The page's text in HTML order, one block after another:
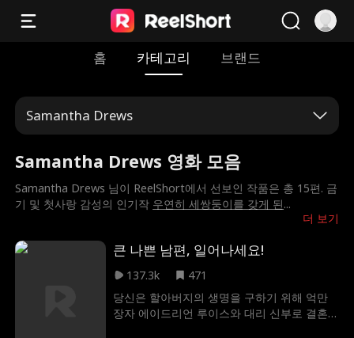
홈 카테고리 브랜드
Samantha Drews
Samantha Drews 영화 모음
더 보기
Samantha Drews 님이 ReelShort에서 선보인 작품은 총 15편. 금
기 및 첫사랑 감성의 인기작 우연히 세쌍둥이를 갖게 된...
큰 나쁜 남편, 일어나세요!
137.3k
471
당신은 할아버지의 생명을 구하기 위해 억만
장자 에이드리언 루이스와 대리 신부로 결혼